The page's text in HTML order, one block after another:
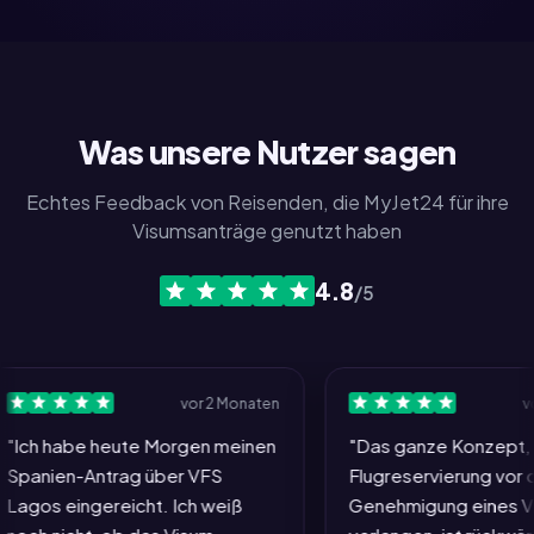
Was unsere Nutzer sagen
Echtes Feedback von Reisenden, die MyJet24 für ihre
Visumsanträge genutzt haben
4.8/5
vor 2 Monaten
habe heute Morgen meinen
Antrag über VFS
eingereicht. Ich weiß
vor 3
"Das ganze Konzept,
Flugreservierung vor der
Genehmigung eines